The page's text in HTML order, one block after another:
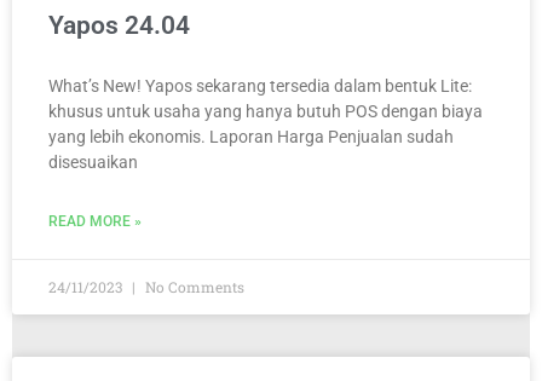
Yapos 24.04
What’s New! Yapos sekarang tersedia dalam bentuk Lite:
khusus untuk usaha yang hanya butuh POS dengan biaya
yang lebih ekonomis. Laporan Harga Penjualan sudah
disesuaikan
READ MORE »
24/11/2023 No Comments